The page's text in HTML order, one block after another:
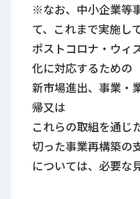
※なお、中小企業等
て、これまで実施し
ポストコロナ・ウィ
化に対応するための
新市場進出、事業・
帰又は
これらの取組を通じ
切った事業再構築の
については、必要な